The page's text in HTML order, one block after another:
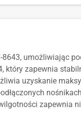
umożliwiając
który zapewnia
uzyskanie
zapewnia